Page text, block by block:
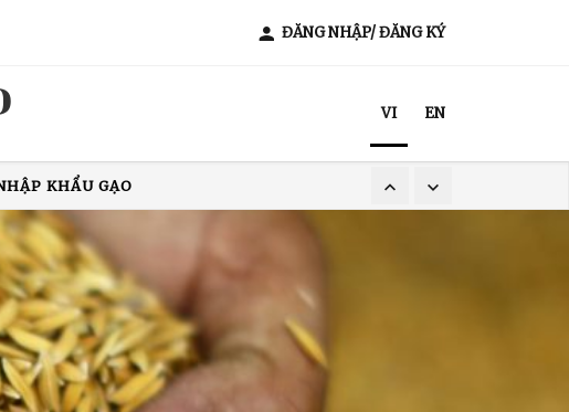
ĐĂNG NHẬP/ ĐĂNG KÝ
VI EN
CÀ PHÊ
XUẤT KHẨU CÀ PHÊ
VIỆT NAM
KHẨU GẠO